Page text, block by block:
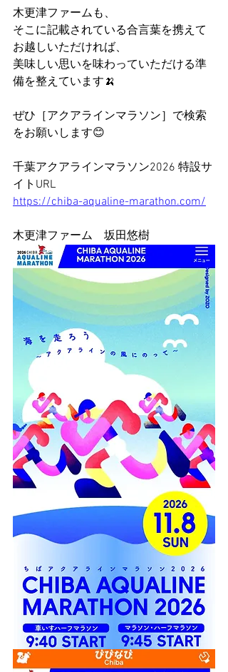
木更津ファームも、
そこに記載されている合言葉を携えて
お越しいただければ、
美味しい思いを味わっていただける準
備を整えています🍌
ぜひ［アクアラインマラソン］で検索
をお願いします😊
千葉アクアラインマラソン2026 特設サ
イトURL
https://chiba-aqualine-marathon.com/
木更津ファーム　坂田悠樹